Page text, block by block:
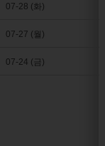
07-28 (화)
07-27 (월)
07-24 (금)